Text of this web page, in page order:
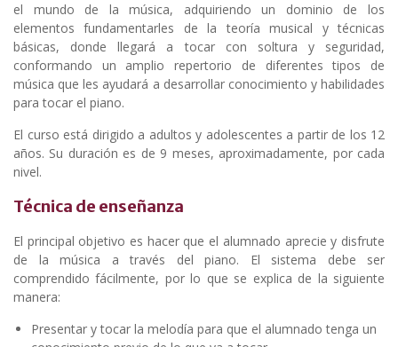
el mundo de la música, adquiriendo un dominio de los
elementos fundamentarles de la teoría musical y técnicas
básicas, donde llegará a tocar con soltura y seguridad,
conformando un amplio repertorio de diferentes tipos de
música que les ayudará a desarrollar conocimiento y habilidades
para tocar el piano.
El curso está dirigido a adultos y adolescentes a partir de los 12
años. Su duración es de 9 meses, aproximadamente, por cada
nivel.
Técnica de enseñanza
El principal objetivo es hacer que el alumnado aprecie y disfrute
de la música a través del piano. El sistema debe ser
comprendido fácilmente, por lo que se explica de la siguiente
manera:
Presentar y tocar la melodía para que el alumnado tenga un